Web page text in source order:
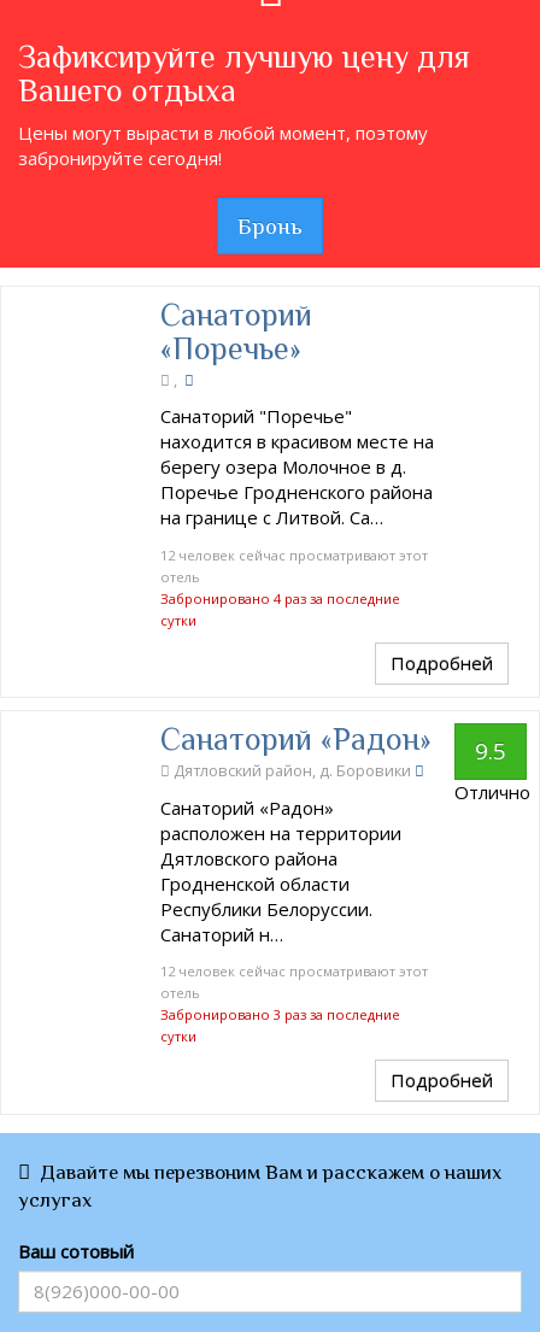
Зафиксируйте лучшую цену для
Вашего отдыха
Цены могут вырасти в любой момент, поэтому
забронируйте сегодня!
Бронь
Санаторий
«Поречье»
,
Санаторий "Поречье"
находится в красивом месте на
берегу озера Молочное в д.
Поречье Гродненского района
на границе с Литвой. Са…
12 человек сейчас просматривают этот
отель
Забронировано 4 раз за последние
сутки
Подробней
Санаторий «Радон»
Дятловский район, д. Боровики
Санаторий «Радон»
расположен на территории
Дятловского района
Гродненской области
Республики Белоруссии.
Санаторий н…
12 человек сейчас просматривают этот
отель
Забронировано 3 раз за последние
сутки
9.5
Отлично
Подробней
Давайте мы перезвоним Вам и расскажем о наших
услугах
Ваш сотовый